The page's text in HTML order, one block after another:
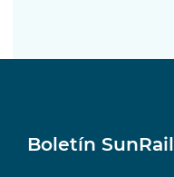
Boletín SunRail